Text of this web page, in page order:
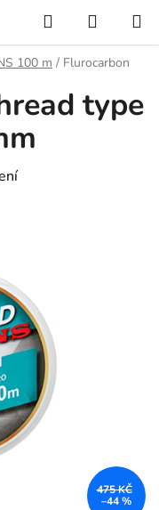
Hledat
KOŠÍK
100 m / Flurocarbon
type
475 KČ
–44 %